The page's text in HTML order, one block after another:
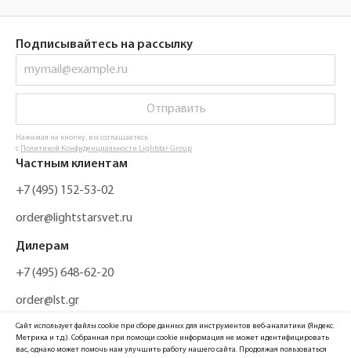
Подписывайтесь на рассылку
Отправить
Нажимая на кнопку, вы соглашаетесь
с Политикой Конфиденциальности Lightstar Group
Частным клиентам
+7 (495) 152-53-02
order@lightstarsvet.ru
Дилерам
+7 (495) 648-62-20
order@lst.gr
Сайт использует файлы cookie при сборе данных для инструментов веб-аналитики (Яндекс.
Метрика и т.д.). Собранная при помощи cookie информация не может идентифицировать
вас, однако может помочь нам улучшить работу нашего сайта. Продолжая пользоваться